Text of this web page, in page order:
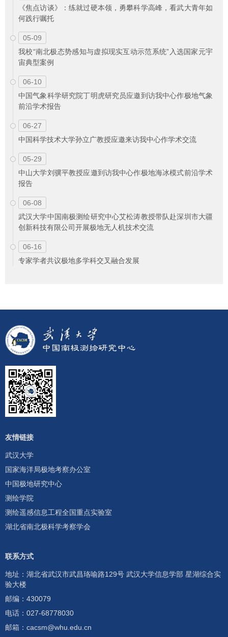
《焦点访谈》：练就过硬本领，勇攀科学高峰，看武大青年如
何践行嘱托
05-09
我校“南北极态势感知与虚拟现实互动示范系统”入选国家元宇
宙典型案例
06-10
中国气象科学研究院丁明虎研究员应邀到访我中心作极地气象
前沿学术报告
06-27
中国科学技术大学孙立广教授应邀来访我中心作学术交流
05-29
中山大学刘骥平教授应邀到访我中心作极地海冰模式前沿学术
报告
06-08
武汉大学中国南极测绘研究中心艾松涛教授带队赴深圳市大疆
创新科技有限公司开展极地无人机技术交流
06-16
专家学者共议极地多学科交叉融合发展
友情链接
武汉大学
国家海洋局极地考察办公室
中国极地研究中心
测绘学院
测绘遥感信息工程全国重点实验室
湖北省南北极科学考察学会
联系方式
地址：湖北省武汉市武昌珞喻路129号 武汉大学信息学部 星湖综合实
验大楼
邮编：430079
电话： 027-68778030
邮箱： cacsm@whu.edu.cn